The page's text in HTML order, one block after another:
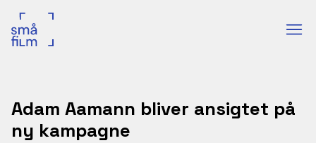
Adam Aamann bliver ansigtet på
ny kampagne